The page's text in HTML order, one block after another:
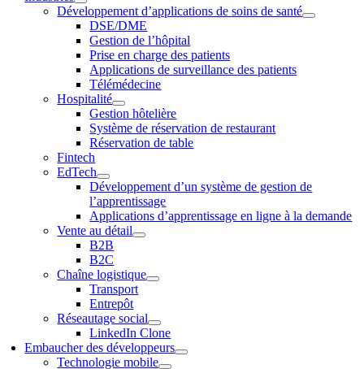
Développement d’applications de soins de santé
DSE/DME
Gestion de l’hôpital
Prise en charge des patients
Applications de surveillance des patients
Télémédecine
Hospitalité
Gestion hôtelière
Système de réservation de restaurant
Réservation de table
Fintech
EdTech
Développement d’un système de gestion de
l’apprentissage
Applications d’apprentissage en ligne à la demande
Vente au détail
B2B
B2C
Chaîne logistique
Transport
Entrepôt
Réseautage social
LinkedIn Clone
Embaucher des développeurs
Technologie mobile